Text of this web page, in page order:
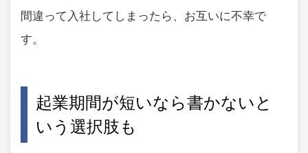
間違って入社してしまったら、お互いに不幸で
す。
起業期間が短いなら書かないと
いう選択肢も